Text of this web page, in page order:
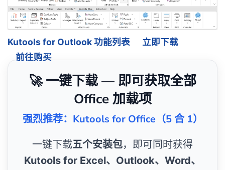
Kutools for Outlook 功能列表
立即下载
前往购买
🚀 一键下载 — 即可获取全部
Office 加载项
强烈推荐：Kutools for Office（5 合 1）
一键下载五个安装包，即可同时获得
Kutools for Excel、Outlook、Word、